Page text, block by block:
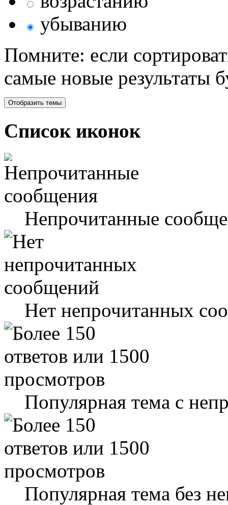
убыванию
Помните: если
самые новые результаты
Список иконок
Непрочитанные
Нет непрочитанных
Популярная тема с
Популярная тема без